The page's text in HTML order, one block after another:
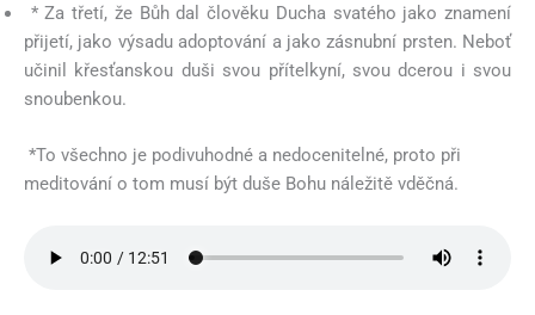
* Za třetí, že Bůh dal člověku Ducha svatého jako znamení
přijetí, jako výsadu adoptování a jako zásnubní prsten. Neboť
učinil křesťanskou duši svou přítelkyní, svou dcerou i svou
snoubenkou.
*To všechno je podivuhodné a nedocenitelné, proto při
meditování o tom musí být duše Bohu náležitě vděčná.